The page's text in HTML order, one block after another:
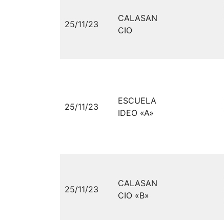
25/11/23
CALASAN
CIO
25/11/23
ESCUELA
IDEO «A»
25/11/23
CALASAN
CIO «B»